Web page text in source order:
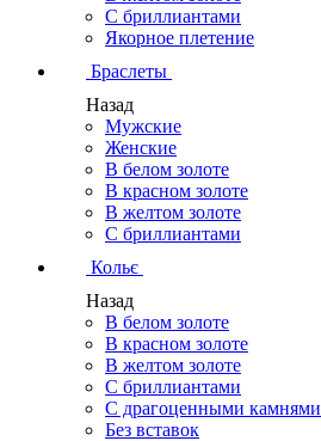
С бриллиантами
Якорное плетение
Браслеты
Назад
Мужские
Женские
В белом золоте
В красном золоте
В желтом золоте
С бриллиантами
Кольє
Назад
В белом золоте
В красном золоте
В желтом золоте
С бриллиантами
С драгоценными камнями
Без вставок